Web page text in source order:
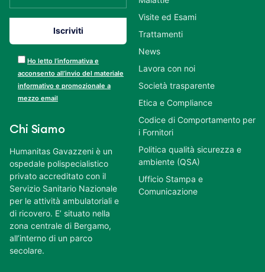
Ho letto l’informativa e
acconsento all’invio del materiale
informativo e promozionale a
mezzo email
Chi Siamo
Humanitas Gavazzeni è un
ospedale polispecialistico
privato accreditato con il
Servizio Sanitario Nazionale
per le attività ambulatoriali e
di ricovero. E’ situato nella
zona centrale di Bergamo,
all’interno di un parco
secolare.
Visite ed Esami
Trattamenti
News
Lavora con noi
Società trasparente
Etica e Compliance
Codice di Comportamento per
i Fornitori
Politica qualità sicurezza e
ambiente (QSA)
Ufficio Stampa e
Comunicazione